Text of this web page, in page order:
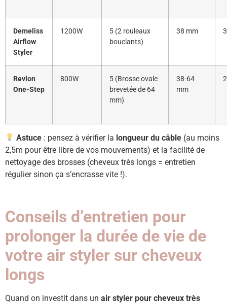
Demeliss
Airflow
Styler
1200W
5 (2 rouleaux
bouclants)
38 mm
Revlon
One-Step
800W
5 (Brosse ovale
brevetée de 64
mm)
38-64
mm
Astuce : pensez à vérifier la longueur du câble (au moins
2,5m pour être libre de vos mouvements) et la facilité de
nettoyage des brosses (cheveux très longs = entretien
régulier sinon ça s’encrasse vite !).
Conseils d’entretien pour
prolonger la durée de vie de
votre air styler sur cheveux
longs
Quand on investit dans un air styler pour cheveux très